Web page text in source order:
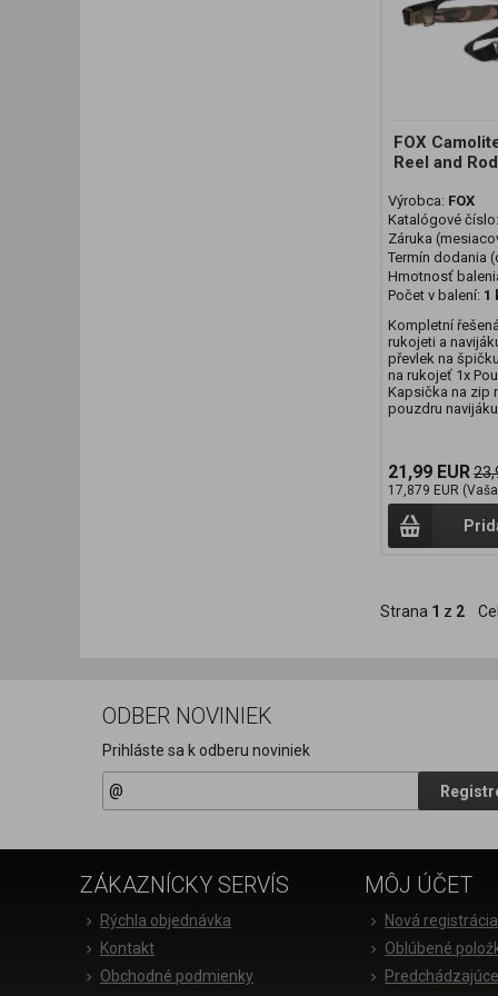
FOX
Reel and
Výrobca: FOX
Katalógové číslo:
Záruka
Termín dodania
Hmotnosť
Počet v balení: 1
Kompletní
rukojeti a
převlek na
na rukojeť 1x
Kapsička na zip
pouzdru navijáku
21,99 EUR
17,879 EUR
Strana 1 z 2
ODBER NOVINIEK
Prihláste sa k odberu noviniek
ZÁKAZNÍCKY SERVÍS
Rýchla objednávka
Kontakt
Obchodné podmienky
MÔJ ÚČET
Nová registrácia
Oblúbené